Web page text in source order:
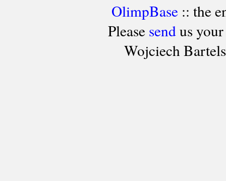
OlimpBase:: the
Please sendus your
Wojciech